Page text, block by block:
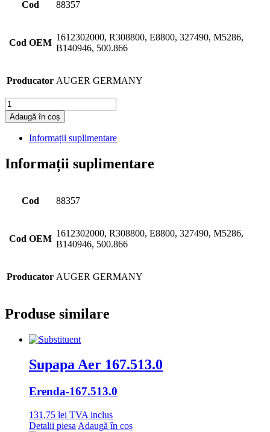
Cod 88357
Cod OEM
1612302000, R308800, E8800, 327490, M5286,
B140946, 500.866
Producator AUGER GERMANY
Cantitate
Adaugă în coș
Informații suplimentare
Informații suplimentare
Cod 88357
Cod OEM
1612302000, R308800, E8800, 327490, M5286,
B140946, 500.866
Producator AUGER GERMANY
Produse similare
Supapa Aer 167.513.0
Erenda-167.513.0
131,75 lei TVA inclus
Detalii piesa Adaugă în coș